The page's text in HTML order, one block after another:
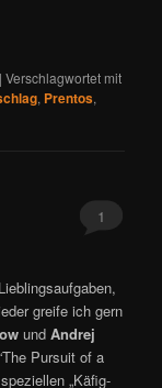
|Verschlagwortet mit
, Prentos,
1
greife ich gern
undAndrej
Pursuit of a
„Käfig-